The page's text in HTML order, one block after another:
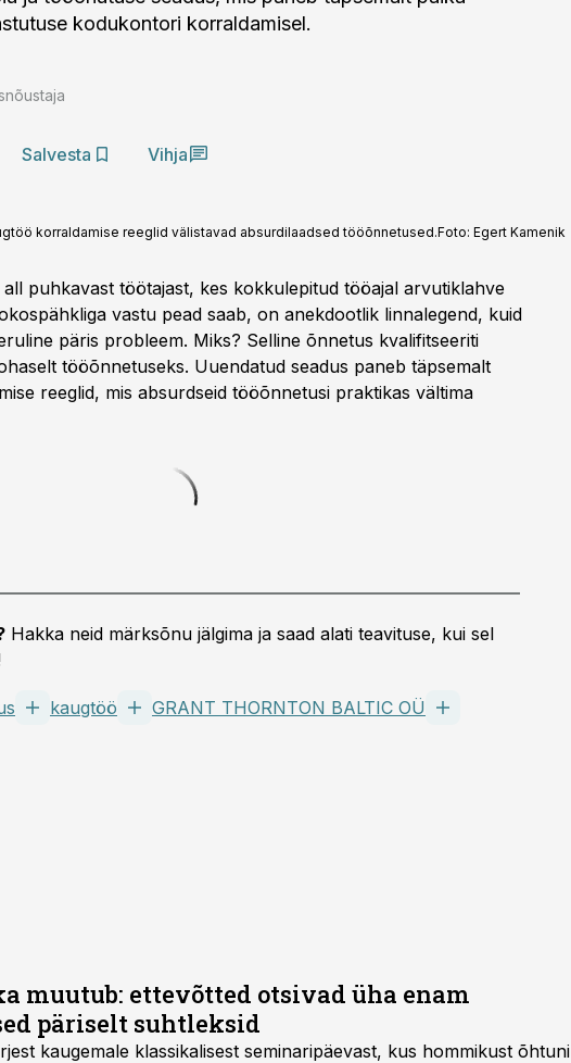
kodukontori korraldamisel.
Salvesta Vihja
korraldamise reeglid välistavad absurdilaadsed tööõnnetused.Foto: Egert Kamenik
all puhkavast töötajast, kes kokkulepitud tööajal arvutiklahve
vastu pead saab, on anekdootlik linnalegend, kuid
päris probleem. Miks? Selline õnnetus kvalifitseeriti
tööõnnetuseks. Uuendatud seadus paneb täpsemalt
reeglid, mis absurdseid tööõnnetusi praktikas vältima
Hakka neid märksõnu jälgima ja saad alati teavituse, kui sel
kaugtöö
GRANT THORNTON BALTIC OÜ
muutub: ettevõtted otsivad üha enam
päriselt suhtleksid
kaugemale klassikalisest seminaripäevast, kus hommikust õhtuni